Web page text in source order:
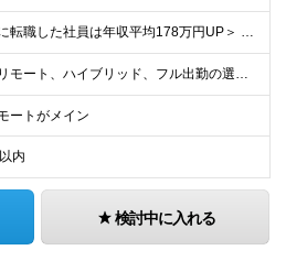
＜当社に転職した社員は年収平均178万円UP＞ 月給45万円～120万円＋賞与＋各手当 ※経験・能力などを考慮の上、決定します ※案件の契約内容（月単金など）や昇給、賞与額はすべてシステム上で開示し
＼フルリモート、ハイブリッド、フル出勤の選択可＆帰社日なし／ 【下記エリアを中心とするクライアント先または自宅にて勤務】 ■首都圏：東京・埼玉・千葉・神奈川 ■関西：大阪・兵庫・京都・滋賀・奈良・和
ートがメイン
内
検討中に入れる